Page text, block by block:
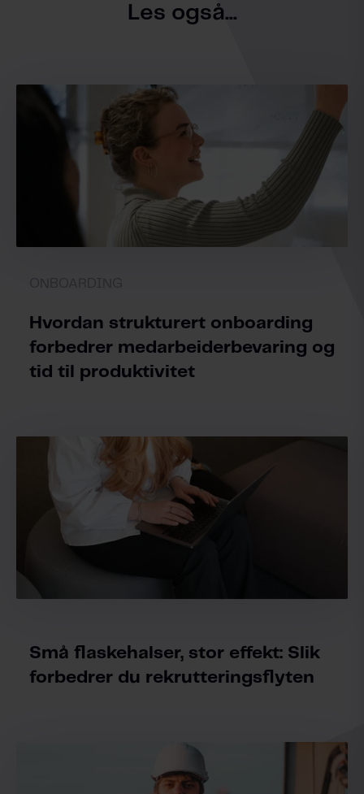
Les også...
Hvordan strukturert onboarding
forbedrer medarbeiderbevaring og
tid til produktivitet
Små flaskehalser, stor effekt: Slik
forbedrer du rekrutteringsflyten